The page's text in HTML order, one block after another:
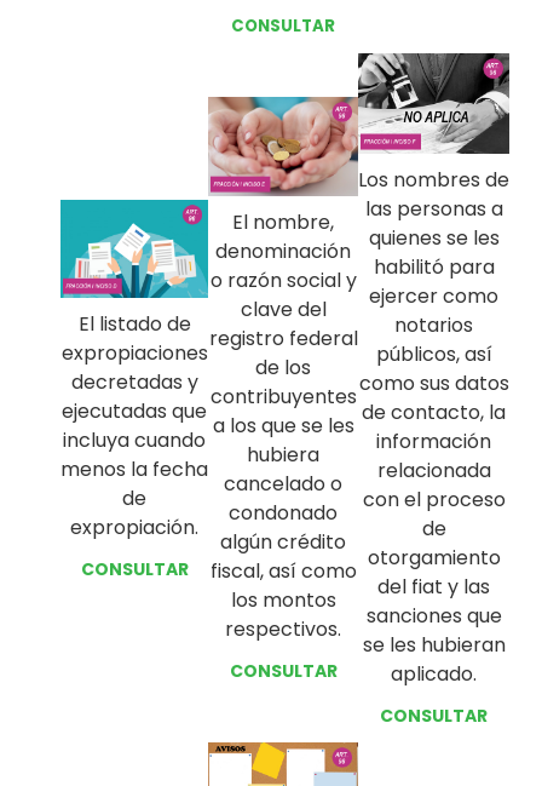
CONSULTAR
El listado de
expropiaciones
decretadas y
ejecutadas que
incluya cuando
menos la fecha
de
expropiación.
CONSULTAR
El nombre,
denominación
o razón social y
clave del
registro federal
de los
contribuyentes
a los que se les
hubiera
cancelado o
condonado
algún crédito
fiscal, así como
los montos
respectivos.
CONSULTAR
Los nombres de
las personas a
quienes se les
habilitó para
ejercer como
notarios
públicos, así
como sus datos
de contacto, la
información
relacionada
con el proceso
de
otorgamiento
del fiat y las
sanciones que
se les hubieran
aplicado.
CONSULTAR